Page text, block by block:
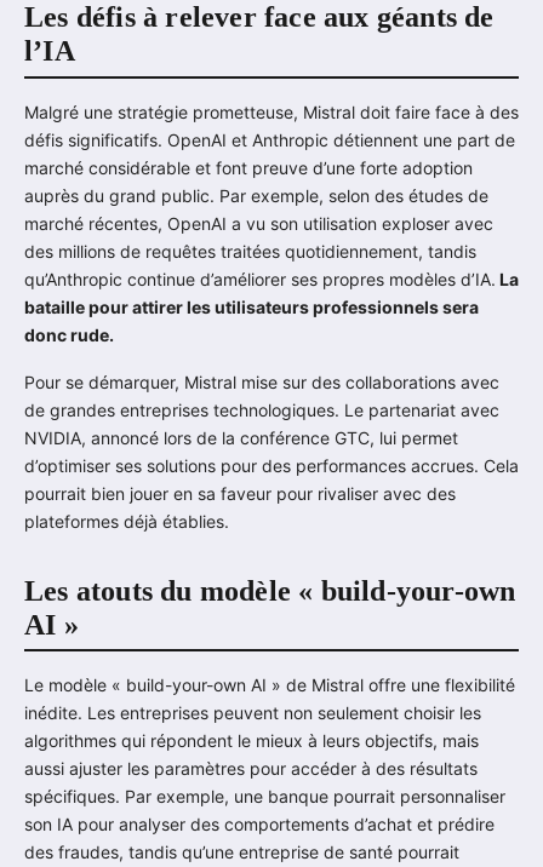
Les défis à relever face aux géants de
l’IA
Malgré une stratégie prometteuse, Mistral doit faire face à des
défis significatifs. OpenAI et Anthropic détiennent une part de
marché considérable et font preuve d’une forte adoption
auprès du grand public. Par exemple, selon des études de
marché récentes, OpenAI a vu son utilisation exploser avec
des millions de requêtes traitées quotidiennement, tandis
qu’Anthropic continue d’améliorer ses propres modèles d’IA. La
bataille pour attirer les utilisateurs professionnels sera
donc rude.
Pour se démarquer, Mistral mise sur des collaborations avec
de grandes entreprises technologiques. Le partenariat avec
NVIDIA, annoncé lors de la conférence GTC, lui permet
d’optimiser ses solutions pour des performances accrues. Cela
pourrait bien jouer en sa faveur pour rivaliser avec des
plateformes déjà établies.
Les atouts du modèle « build-your-own
AI »
Le modèle « build-your-own AI » de Mistral offre une flexibilité
inédite. Les entreprises peuvent non seulement choisir les
algorithmes qui répondent le mieux à leurs objectifs, mais
aussi ajuster les paramètres pour accéder à des résultats
spécifiques. Par exemple, une banque pourrait personnaliser
son IA pour analyser des comportements d’achat et prédire
des fraudes, tandis qu’une entreprise de santé pourrait